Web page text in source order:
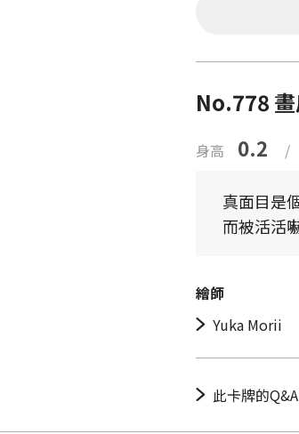
No.778
身高 0.2 /
真面目是
而被活活
繪師
Yuka Morii
此卡牌的Q&A